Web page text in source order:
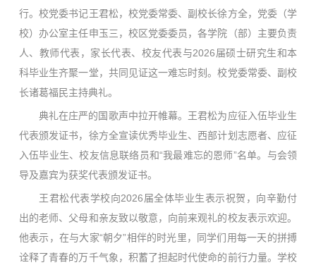
行。校党委书记王君松，校党委常委、副校长徐方全，党委（学
校）办公室主任申玉三，校区党委委员，各学院（部）主要负责
人、教师代表，家长代表、校友代表与2026届硕士研究生和本
科毕业生齐聚一堂，共同见证这一难忘时刻。校党委常委、副校
长诸葛福民主持典礼。
典礼在庄严的国歌声中拉开帷幕。王君松为应征入伍毕业生
代表颁发证书，徐方全宣读优秀毕业生、西部计划志愿者、应征
入伍毕业生、校友信息联络员和“我最难忘的恩师”名单。与会领
导及嘉宾为获奖代表颁发证书。
王君松代表学校向2026届全体毕业生表示祝贺，向辛勤付
出的老师、父母和亲友致以敬意，向前来观礼的校友表示欢迎。
他表示，在与大家“朝夕”相伴的时光里，同学们用每一天的拼搏
诠释了青春的万千气象，积蓄了担起时代使命的前行力量。学校